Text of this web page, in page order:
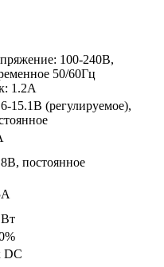
100-240В,
50/60Гц
1.2А
15.1В (регулируемое),
постоянное
DC